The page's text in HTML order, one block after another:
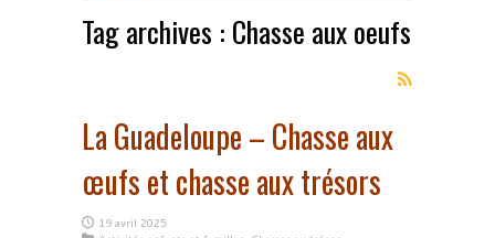
Tag archives : Chasse aux oeufs
La Guadeloupe – Chasse aux
œufs et chasse aux trésors
19 avril 2025